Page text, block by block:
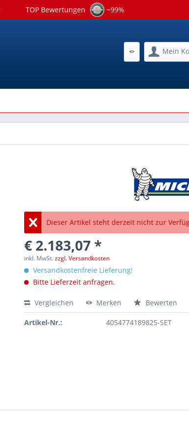
TOP Bewertungen ~99%
Mein
Dieser Artikel steht derzeit nicht zur
€ 2.183,07 *
inkl. MwSt.zzgl. Versandkosten
Versandkostenfreie Lieferung!
Bitte Lieferzeit anfragen.
Vergleichen Merken Bewerten
Artikel-Nr.: 4054774189825-SET